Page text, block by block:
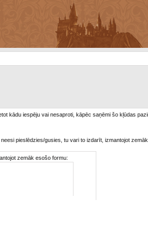
kādu iespēju vai nesaproti, kāpēc saņēmi šo kļūdas
pieslēdzies/gusies, tu vari to izdarīt, izmantojot
zemāk esošo formu: